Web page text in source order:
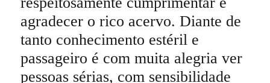
agradecer o rico acervo. Diante de
tanto conhecimento estéril e
passageiro é com muita alegria ver
pessoas sérias, com sensibilidade